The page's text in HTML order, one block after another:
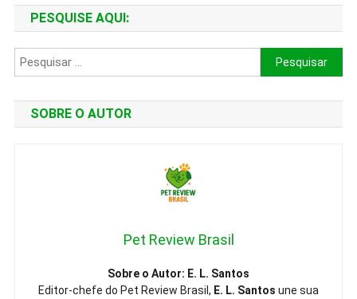
PESQUISE AQUI:
Pesquisar
por:
SOBRE O AUTOR
Pet Review Brasil
Sobre o Autor: E. L. Santos
Editor-chefe do Pet Review Brasil, E. L. Santos une sua